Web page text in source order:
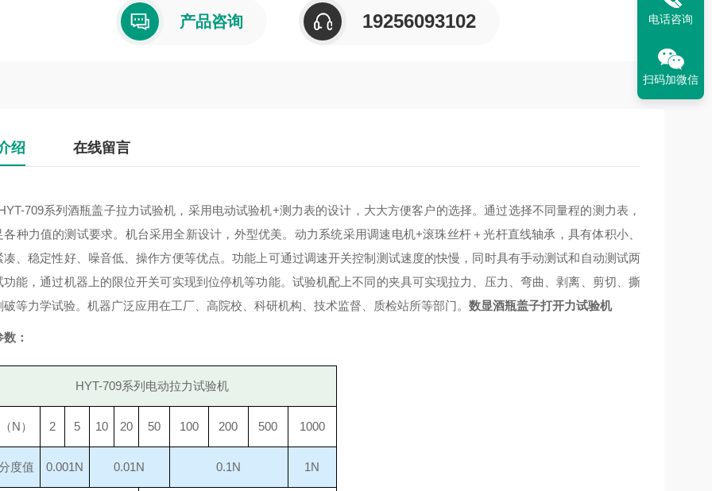
产品咨询 19256093102
绍 在线留言
709系列酒瓶盖子拉力试验机，采用电动试验机+测力表的设计，大大方便客户的选择。通过选择不同量程的测力表，
各种力值的测试要求。机台采用全新设计，外型优美。动力系统采用调速电机+滚珠丝杆＋光杆直线轴承，具有体积小、
凑、稳定性好、噪音低、操作方便等优点。功能上可通过调速开关控制测试速度的快慢，同时具有手动测试和自动测试两
功能，通过机器上的限位开关可实现到位停机等功能。试验机配上不同的夹具可实现拉力、压力、弯曲、剥离、剪切、撕
破等力学试验。机器广泛应用在工厂、高院校、科研机构、技术监督、质检站所等部门。 数显酒瓶盖子打开力试验机
：
HYT-709系列电动拉力试验机
N） 2 5 10 20 50 100 200 500 1000
度值 0.001N 0.01N 0.1N 1N
电话咨询
扫码加微信